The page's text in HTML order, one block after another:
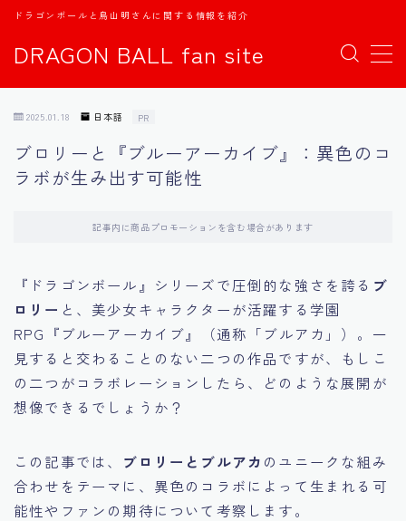
DRAGON BALL fan site
ドラゴンボールと鳥山明さんに関する情報を紹介
MENU
日本語
中文
Español
اللغة العربية
Bahasa Indonesia
2025.01.18 日本語 PR
ブロリーと『ブルーアーカイブ』：異色のコ
ラボが生み出す可能性
記事内に商品プロモーションを含む場合があります
『ドラゴンボール』シリーズで圧倒的な強さを誇る ブ
ロリー と、美少女キャラクターが活躍する学園
RPG『ブルーアーカイブ』（通称「ブルアカ」）。一
見すると交わることのない二つの作品ですが、もしこ
の二つがコラボレーションしたら、どのような展開が
想像できるでしょうか？
この記事では、 ブロリーとブルアカ のユニークな組み
合わせをテーマに、異色のコラボによって生まれる可
能性やファンの期待について考察します。